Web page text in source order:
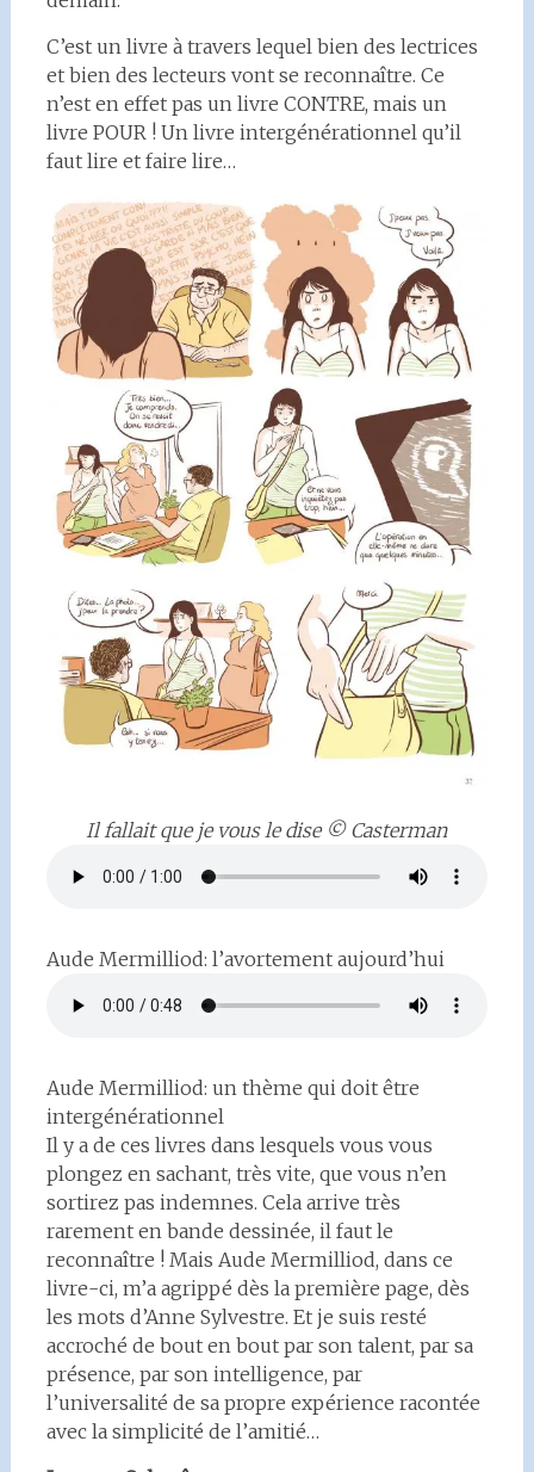
C’est un livre à travers lequel bien des lectrices
et bien des lecteurs vont se reconnaître. Ce
n’est en effet pas un livre CONTRE, mais un
livre POUR ! Un livre intergénérationnel qu’il
faut lire et faire lire…
Il fallait que je vous le dise © Casterman
Aude Mermilliod: l’avortement aujourd’hui
Aude Mermilliod: un thème qui doit être
intergénérationnel
Il y a de ces livres dans lesquels vous vous
plongez en sachant, très vite, que vous n’en
sortirez pas indemnes. Cela arrive très
rarement en bande dessinée, il faut le
reconnaître ! Mais Aude Mermilliod, dans ce
livre-ci, m’a agrippé dès la première page, dès
les mots d’Anne Sylvestre. Et je suis resté
accroché de bout en bout par son talent, par sa
présence, par son intelligence, par
l’universalité de sa propre expérience racontée
avec la simplicité de l’amitié…